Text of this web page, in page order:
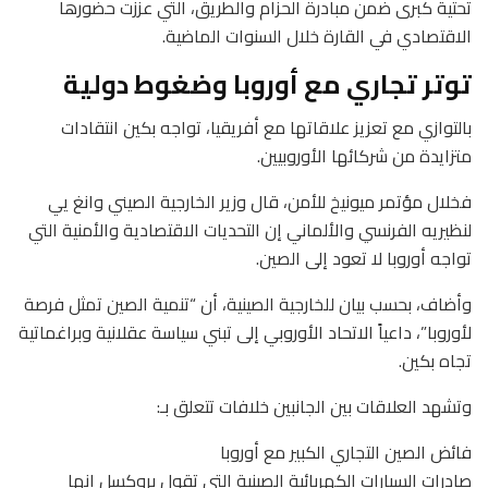
تحتية كبرى ضمن مبادرة الحزام والطريق، التي عززت حضورها
الاقتصادي في القارة خلال السنوات الماضية.
توتر تجاري مع أوروبا وضغوط دولية
بالتوازي مع تعزيز علاقاتها مع أفريقيا، تواجه بكين انتقادات
متزايدة من شركائها الأوروبيين.
فخلال مؤتمر ميونيخ للأمن، قال وزير الخارجية الصيني وانغ يي
لنظيريه الفرنسي والألماني إن التحديات الاقتصادية والأمنية التي
تواجه أوروبا لا تعود إلى الصين.
وأضاف، بحسب بيان للخارجية الصينية، أن “تنمية الصين تمثل فرصة
لأوروبا”، داعياً الاتحاد الأوروبي إلى تبني سياسة عقلانية وبراغماتية
تجاه بكين.
وتشهد العلاقات بين الجانبين خلافات تتعلق بـ:
فائض الصين التجاري الكبير مع أوروبا
صادرات السيارات الكهربائية الصينية التي تقول بروكسل إنها